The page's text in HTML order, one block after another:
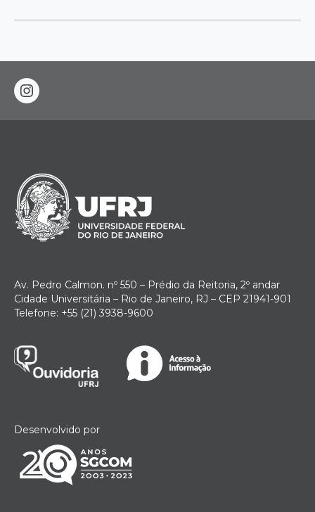
instagram
Av. Pedro Calmon. nº 550 – Prédio da Reitoria, 2º andar
Cidade Universitária – Rio de Janeiro, RJ – CEP 21941-901
Telefone: +55 (21) 3938-9600
Desenvolvido por